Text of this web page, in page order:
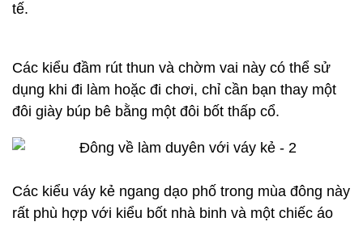
tế.
Các kiểu đầm rút thun và chờm vai này có thể sử
dụng khi đi làm hoặc đi chơi, chỉ cần bạn thay một
đôi giày búp bê bằng một đôi bốt thấp cổ.
Các kiểu váy kẻ ngang dạo phố trong mùa đông này
rất phù hợp với kiểu bốt nhà binh và một chiếc áo